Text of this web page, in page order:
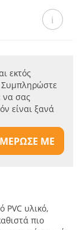
εκτός
Συμπληρώστε
να σας
είναι ξανά
ΜΕ
PVC υλικό,
πιο